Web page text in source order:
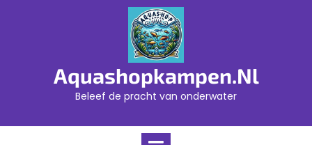
Aquashopkampen.nl
Beleef de pracht van onderwater
Open